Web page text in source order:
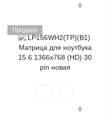
0
Продано
0